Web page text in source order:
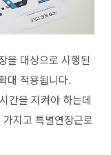
을 대상으로 시행된
대 적용됩니다.
간을 지켜야 하는데
지고 특별연장근로